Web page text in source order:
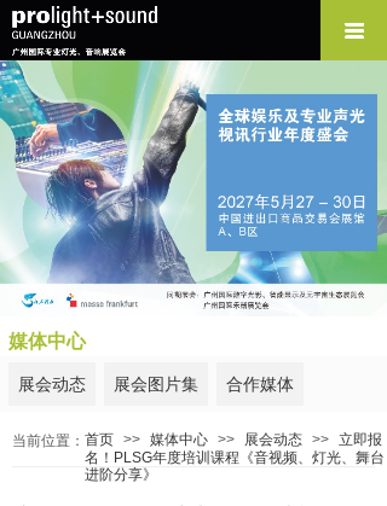
媒体中心
展会动态 展会图片集 合作媒体
首页 >> 媒体中心 >> 展会动态 >> 立即报
名！PLSG年度培训课程《音视频、灯光、舞台
进阶分享》
当前位置：